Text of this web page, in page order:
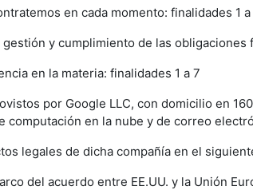
en cada momento: finalidades 1
y cumplimiento de las
en la materia: finalidades 1 a 7
por Google LLC, con domicilio en
en la nube y de correo
legales de dicha compañía en el
del acuerdo entre EE.UU. y la Unión